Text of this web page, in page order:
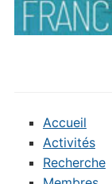
Accueil
Activités
Recherche